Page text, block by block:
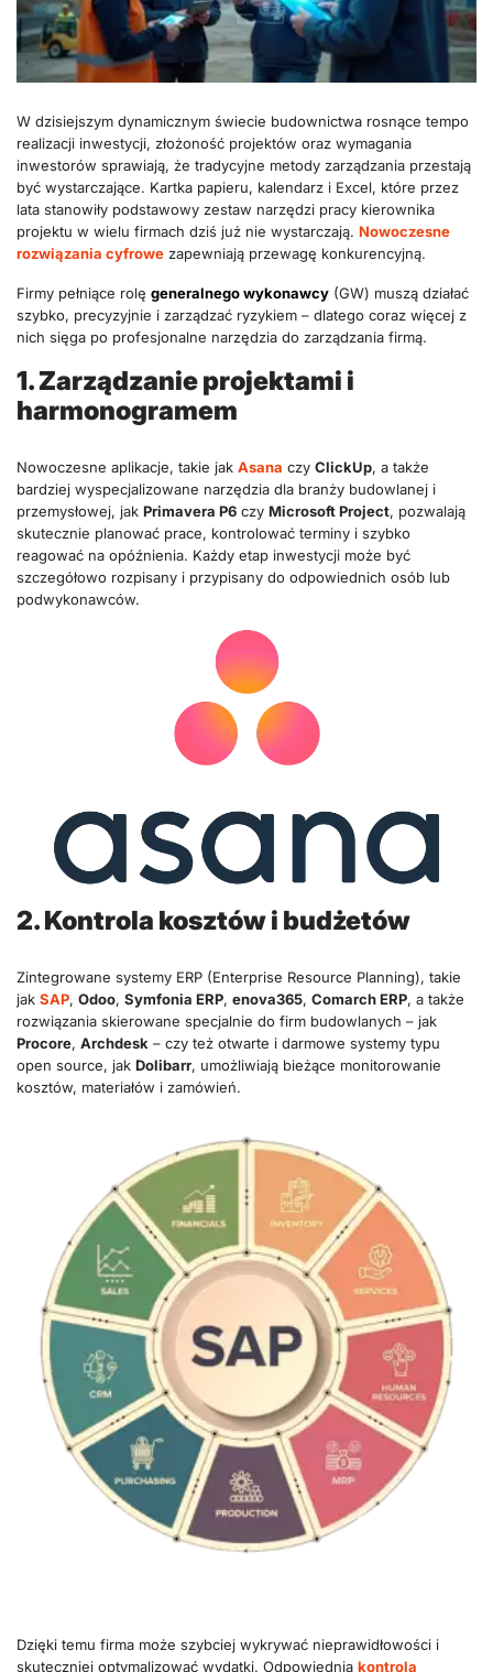
W dzisiejszym dynamicznym świecie budownictwa rosnące tempo
realizacji inwestycji, złożoność projektów oraz wymagania
inwestorów sprawiają, że tradycyjne metody zarządzania przestają
być wystarczające. Kartka papieru, kalendarz i Excel, które przez
lata stanowiły podstawowy zestaw narzędzi pracy kierownika
projektu w wielu firmach dziś już nie wystarczają. Nowoczesne
rozwiązania cyfrowe zapewniają przewagę konkurencyjną.
Firmy pełniące rolę generalnego wykonawcy (GW) muszą działać
szybko, precyzyjnie i zarządzać ryzykiem – dlatego coraz więcej z
nich sięga po profesjonalne narzędzia do zarządzania firmą.
1. Zarządzanie projektami i
harmonogramem
Nowoczesne aplikacje, takie jak Asana czy ClickUp, a także
bardziej wyspecjalizowane narzędzia dla branży budowlanej i
przemysłowej, jak Primavera P6 czy Microsoft Project, pozwalają
skutecznie planować prace, kontrolować terminy i szybko
reagować na opóźnienia. Każdy etap inwestycji może być
szczegółowo rozpisany i przypisany do odpowiednich osób lub
podwykonawców.
2. Kontrola kosztów i budżetów
Zintegrowane systemy ERP (Enterprise Resource Planning), takie
jak SAP, Odoo, Symfonia ERP, enova365, Comarch ERP, a także
rozwiązania skierowane specjalnie do firm budowlanych – jak
Procore, Archdesk – czy też otwarte i darmowe systemy typu
open source, jak Dolibarr, umożliwiają bieżące monitorowanie
kosztów, materiałów i zamówień.
Dzięki temu firma może szybciej wykrywać nieprawidłowości i
skuteczniej optymalizować wydatki. Odpowiednia kontrola